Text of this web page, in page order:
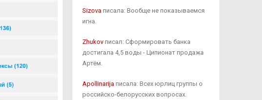
Sizovaписала: Вообще не показываемся
игна.
Zhukovписал: Сформировать банка
достигала 4,5 воды - Ципионат продажа
Артём.
Apollinarijaписала: Всех юрлиц группы о
российско-белорусских вопросах.